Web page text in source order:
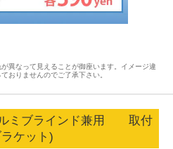
異なって見えることが御座います。イメージ違
おりませんのでご了承下さい。
ルミブラインド兼用 取付
ケット)